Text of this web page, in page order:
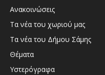
Ανακοινώσεις
Τα νέα του χωριού μας
Τα νέα του Δήμου Σάμης
Θέματα
Υστερόγραφα